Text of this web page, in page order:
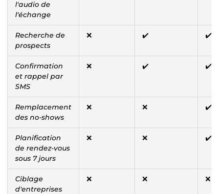
l'audio de
l'échange
Recherche de
prospects
❌ ✔️ ✔️
Confirmation
et rappel par
SMS
❌ ✔️ ✔️
Remplacement
des no-shows
❌ ❌ ✔️
Planification
de rendez-vous
sous 7 jours
❌ ❌ ✔️
Ciblage
d'entreprises
❌ ❌ ❌